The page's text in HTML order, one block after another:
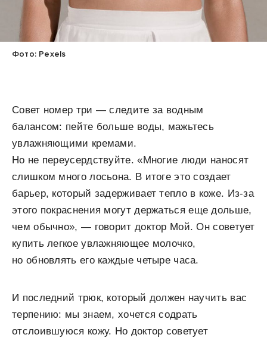
Фото: Pexels
Совет номер три — следите за водным
балансом: пейте больше воды, мажьтесь
увлажняющими кремами.
Но не переусердствуйте. «Многие люди наносят
слишком много лосьона. В итоге это создает
барьер, который задерживает тепло в коже. Из-за
этого покраснения могут держаться еще дольше,
чем обычно», — говорит доктор Мой. Он советует
купить легкое увлажняющее молочко,
но обновлять его каждые четыре часа.
И последний трюк, который должен научить вас
терпению: мы знаем, хочется содрать
отслоившуюся кожу. Но доктор советует